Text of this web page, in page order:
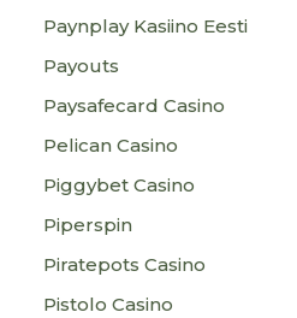
Paynplay Kasiino Eesti
Payouts
Paysafecard Casino
Pelican Casino
Piggybet Casino
Piperspin
Piratepots Casino
Pistolo Casino